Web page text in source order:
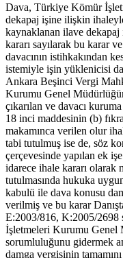
Dava, Türkiye Kömür
dekapaj işine ilişkin
kaynaklanan ilave dekapaj
kararı sayılarak bu karar
davacının istihkakından
istemiyle işin yüklenicisi
Ankara Beşinci Vergi
Kurumu Genel
çıkarılan ve davacı
18 inci maddesinin (b)
makamınca verilen olur
tabi tutulmuş ise de, söz
çerçevesinde yapılan ek
idarece ihale kararı olarak
tutulmasında hukuka
kabulü ile dava konusu
verilmiş ve bu karar
E:2003/816, K:2005/2698
İşletmeleri Kurumu Genel
sorumluluğunu gidermek
damga vergisinin